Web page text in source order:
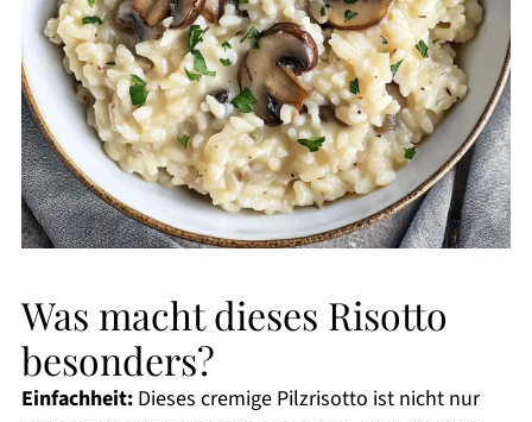
Was macht dieses Risotto
besonders?
Einfachheit:Dieses cremige Pilzrisotto ist nicht nur